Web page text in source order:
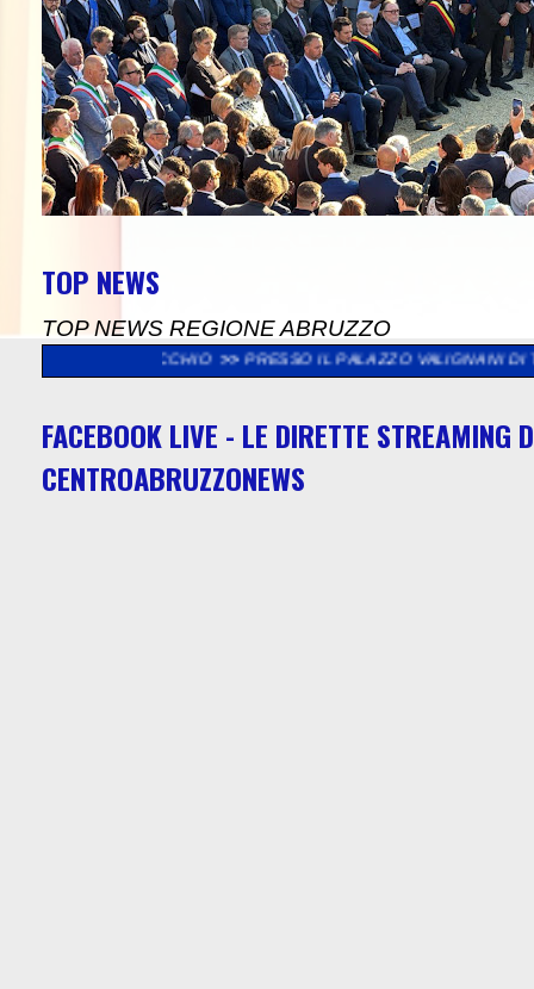
TOP NEWS
TOP NEWS REGIONE ABRUZZO
PRESSO IL PALAZZO VALIGNANI DI TORREVECCHIA
FACEBOOK LIVE - LE DIRETTE STREAMING
CENTROABRUZZONEWS